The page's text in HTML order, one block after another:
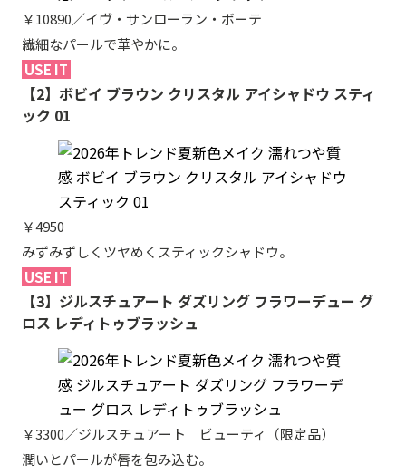
￥10890／イヴ・サンローラン・ボーテ
繊細なパールで華やかに。
USE IT
【2】ボビイ ブラウン クリスタル アイシャドウ スティ
ック 01
￥4950
みずみずしくツヤめくスティックシャドウ。
USE IT
【3】ジルスチュアート ダズリング フラワーデュー グ
ロス レディトゥブラッシュ
￥3300／ジルスチュアート ビューティ（限定品）
潤いとパールが唇を包み込む。